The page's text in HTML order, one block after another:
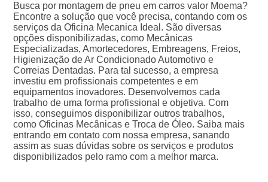
Busca por montagem de pneu em carros valor Moema?
Encontre a solução que você precisa, contando com os
serviços da Oficina Mecanica Ideal. São diversas
opções disponibilizadas, como Mecânicas
Especializadas, Amortecedores, Embreagens, Freios,
Higienização de Ar Condicionado Automotivo e
Correias Dentadas. Para tal sucesso, a empresa
investiu em profissionais competentes e em
equipamentos inovadores. Desenvolvemos cada
trabalho de uma forma profissional e objetiva. Com
isso, conseguimos disponibilizar outros trabalhos,
como Oficinas Mecânicas e Troca de Óleo. Saiba mais
entrando em contato com nossa empresa, sanando
assim as suas dúvidas sobre os serviços e produtos
disponibilizados pelo ramo com a melhor marca.